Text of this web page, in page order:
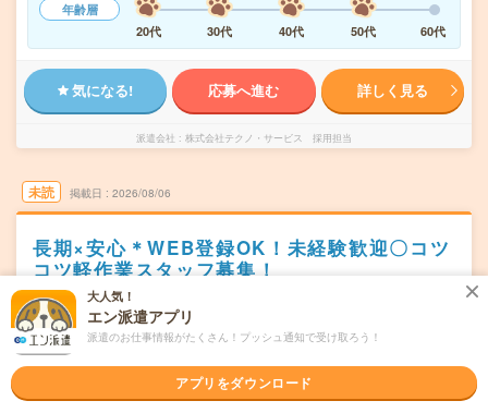
年齢層
20代
30代 40代 50代 60代
気になる! 応募へ進む 詳しく見る
派遣会社 株式会社テクノ・サービス 採用担当
未読 掲載日 2026/08/06
長期×安心＊WEB登録OK！未経験歓迎〇コツ
コツ軽作業スタッフ募集！
職種未経験OK
派遣
勤務地
さいたま市大宮区
大宮(埼玉県)駅から---分／さいたま新都心駅から---分／鉄
道博物館駅から---分／大宮公園駅から---分／北大宮駅から-
大人気！
エン派遣アプリ
派遣のお仕事情報がたくさん！プッシュ通知で受け取ろう！
アプリをダウンロード